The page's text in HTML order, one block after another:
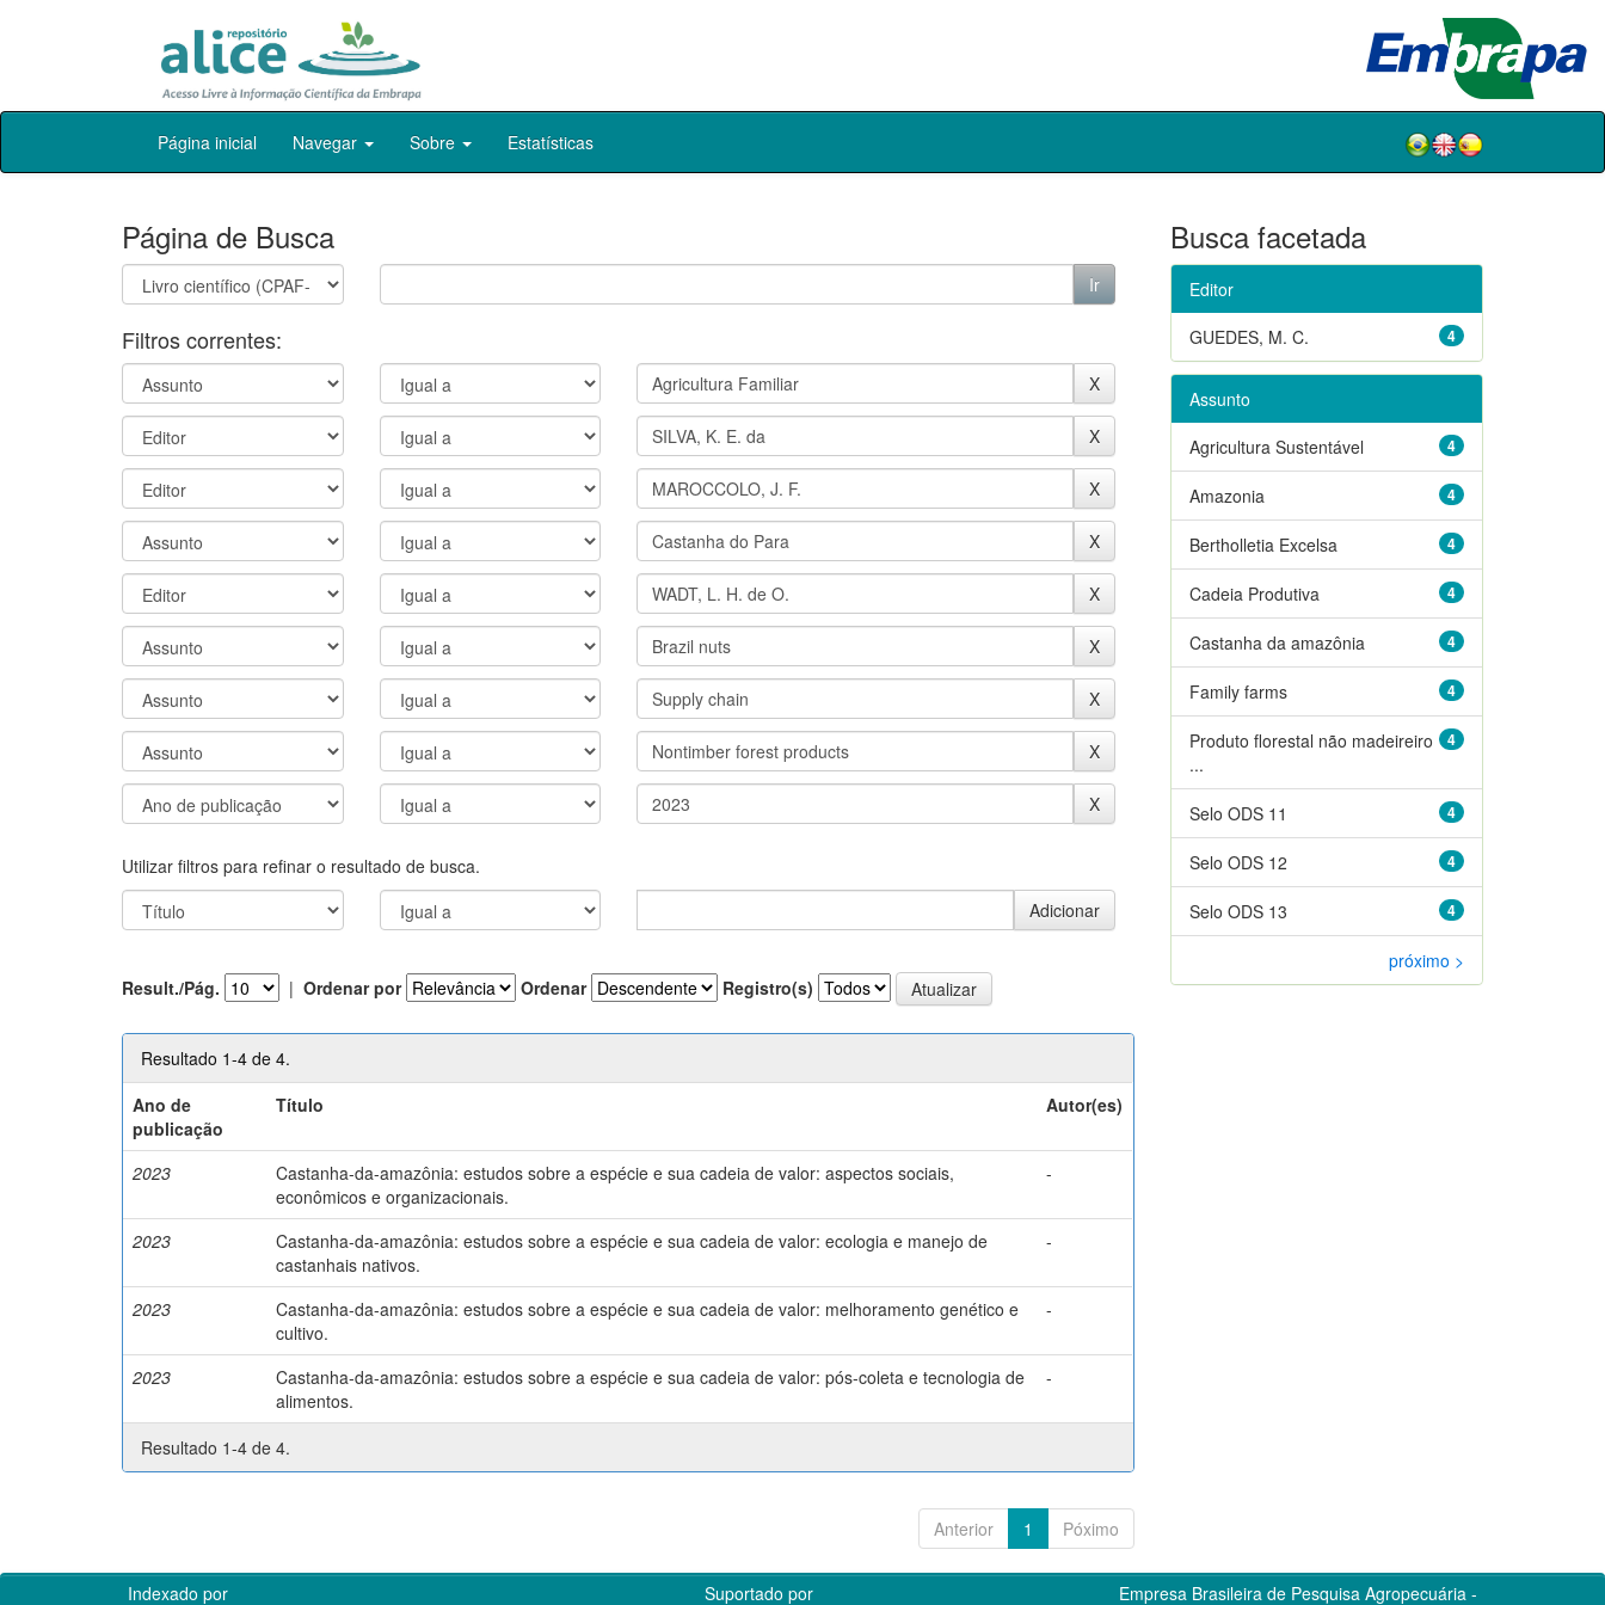
Skip
Página inicial Navegar Sobre Estatísticas
Página de Busca
Filtros correntes:
Utilizar filtros para refinar o resultado de busca.
Result./Pág. | Ordenar por Ordenar Registro(s)
Resultado 1-4 de 4.
Ano de
publicação
Título Autor(es)
2023
Castanha-da-amazônia: estudos sobre a espécie e sua cadeia de valor: aspectos sociais,
econômicos e organizacionais.
-
2023
Castanha-da-amazônia: estudos sobre a espécie e sua cadeia de valor: ecologia e manejo de
castanhais nativos.
-
2023
Castanha-da-amazônia: estudos sobre a espécie e sua cadeia de valor: melhoramento genético e
cultivo.
-
2023
Castanha-da-amazônia: estudos sobre a espécie e sua cadeia de valor: pós-coleta e tecnologia de
alimentos.
-
Resultado 1-4 de 4.
Anterior 1 Póximo
Busca facetada
Editor
4
GUEDES, M. C.
Assunto
4
Agricultura Sustentável
4
Amazonia
4
Bertholletia Excelsa
4
Cadeia Produtiva
4
Castanha da amazônia
4
Family farms
4
Produto florestal não madeireiro
...
4
Selo ODS 11
4
Selo ODS 12
4
Selo ODS 13
próximo >
Indexado por Suportado por
Empresa Brasileira de Pesquisa Agropecuária -